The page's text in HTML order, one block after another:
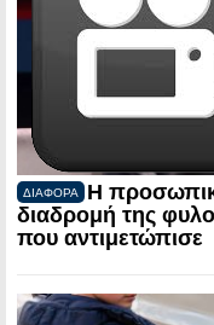
ΔΙΑΦΟΡΑ
Η
διαδρομή της
που αντιμετώπισε